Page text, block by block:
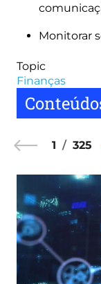
Monitorar
Topic
Finanças
1 325